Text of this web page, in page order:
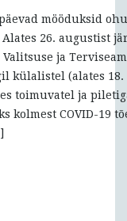
mööduksid
26. augustist
ja
külalistel (alates 18.
toimuvatel ja
kolmest COVID-19